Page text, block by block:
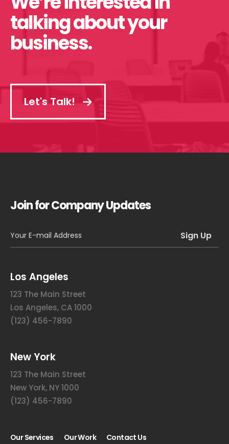
talking about your
business.
Let's Talk!
Join for Company Updates
Los Angeles
123 The Main Street
Los Angeles, CA 1000
(123) 456-7890
New York
123 The Main Street
New York, NY 1000
(123) 456-7890
Our Services Our Work Contact Us